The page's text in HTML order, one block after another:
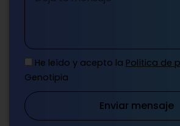
He leído y acepto la Política de
Genotipia
Enviar mensaje